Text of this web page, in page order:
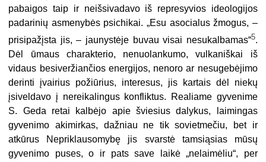
pabaigos taip ir neišsivadavo iš represyvios ideologijos
padarinių asmenybės psichikai. „Esu asocialus žmogus, –
prisipažįsta jis, – jaunystėje buvau visai nesukalbamas“5.
Dėl ūmaus charakterio, nenuolankumo, vulkaniškai iš
vidaus besiveržiančios energijos, nenoro ar nesugebėjimo
derinti įvairius požiūrius, interesus, jis kartais dėl niekų
įsiveldavo į nereikalingus konfliktus. Realiame gyvenime
S. Geda retai kalbėjo apie šviesius dalykus, laimingas
gyvenimo akimirkas, dažniau ne tik sovietmečiu, bet ir
atkūrus Nepriklausomybę jis svarstė tamsiąsias mūsų
gyvenimo puses, o ir pats save laikė „nelaimėliu“, per